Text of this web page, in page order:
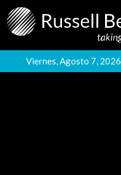
Viernes, Agosto 7, 2026